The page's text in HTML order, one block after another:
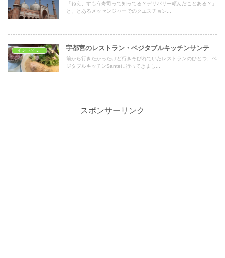
「ねえ、すもう寿司って知ってる？デリバリー頼んだことある？」
と、とあるメッセンジャーでのクエスチョン...
インドでレストラン 宇都宮のレストラン・ベジタブルキッチンサンテ
前から行きたかったけど行きそびれていたレストランのひとつ、ベ
ジタブルキッチンSanteに行ってきまし...
スポンサーリンク